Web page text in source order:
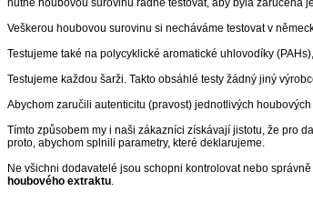
nutné houbovou surovinu řádně testovat, aby byla zaručena
Veškerou houbovou surovinu si necháváme testovat v
Testujeme také na polycyklické aromatické uhlovodíky
Testujeme každou šarži. Takto obsáhlé testy žádný jiný
Abychom zaručili autenticitu (pravost) jednotlivých
Tímto způsobem my i naši zákazníci získávají jistotu, že pro
proto, abychom splnili parametry, které deklarujeme.
Ne všichni dodavatelé jsou schopni kontrolovat nebo
houbového extraktu.